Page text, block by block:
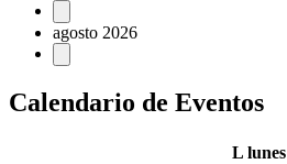
agosto 2026
Calendario de Eventos
L lunes